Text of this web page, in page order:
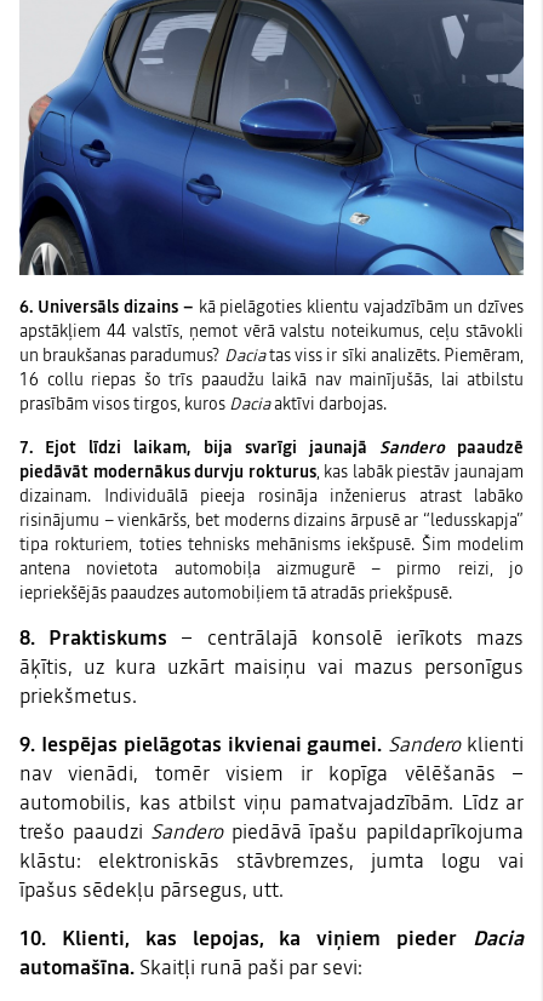
6. Universāls dizains – kā pielāgoties klientu vajadzībām un dzīves
apstākļiem 44 valstīs, ņemot vērā valstu noteikumus, ceļu stāvokli
un braukšanas paradumus? Daciatas viss ir sīki analizēts. Piemēram,
16 collu riepas šo trīs paaudžu laikā nav mainījušās, lai atbilstu
prasībām visos tirgos, kuros Daciaaktīvi darbojas.
7. Ejot līdzi laikam, bija svarīgi jaunajā Sanderopaaudzē
piedāvāt modernākus durvju rokturus, kas labāk piestāv jaunajam
dizainam. Individuālā pieeja rosināja inženierus atrast labāko
risinājumu – vienkāršs, bet moderns dizains ārpusē ar “ledusskapja”
tipa rokturiem, toties tehnisks mehānisms iekšpusē. Šim modelim
antena novietota automobiļa aizmugurē – pirmo reizi, jo
iepriekšējās paaudzes automobiļiem tā atradās priekšpusē.
8. Praktiskums – centrālajā konsolē ierīkots mazs
āķītis, uz kura uzkārt maisiņu vai mazus personīgus
priekšmetus.
9. Iespējas pielāgotas ikvienai gaumei. Sanderoklienti
nav vienādi, tomēr visiem ir kopīga vēlēšanās –
automobilis, kas atbilst viņu pamatvajadzībām. Līdz ar
trešo paaudzi Sanderopiedāvā īpašu papildaprīkojuma
klāstu: elektroniskās stāvbremzes, jumta logu vai
īpašus sēdekļu pārsegus, utt.
10. Klienti, kas lepojas, ka viņiem pieder Dacia
automašīna. Skaitļi runā paši par sevi: